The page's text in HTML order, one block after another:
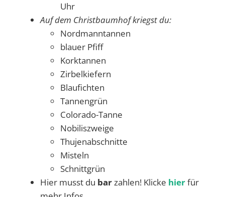
Uhr
Auf dem Christbaumhof kriegst du:
Nordmanntannen
blauer Pfiff
Korktannen
Zirbelkiefern
Blaufichten
Tannengrün
Colorado-Tanne
Nobiliszweige
Thujenabschnitte
Misteln
Schnittgrün
Hier musst du barzahlen! Klicke hierfür